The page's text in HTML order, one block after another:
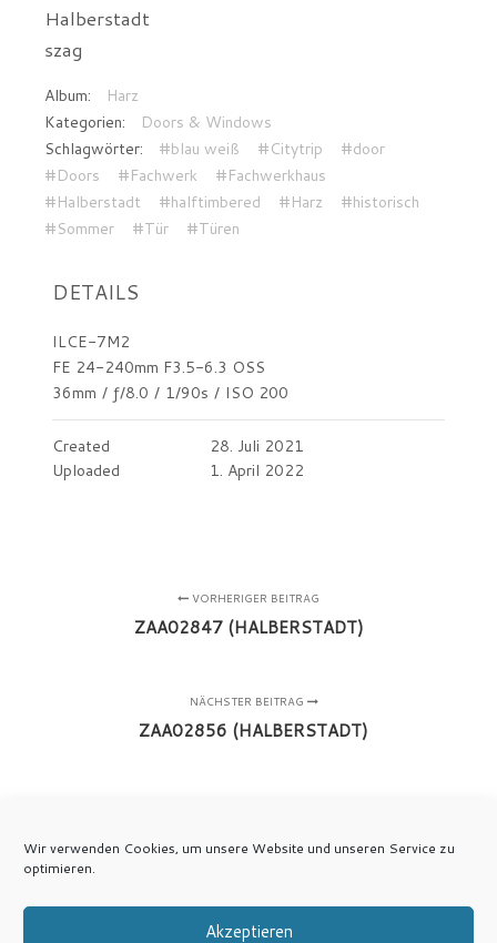
Wir verwenden Cookies, um unsere Website und unseren Service zu
optimieren.
Akzeptieren
Halberstadt
szag
Album:
Harz
Kategorien:
Doors & Windows
Schlagwörter:
#blau weiß #Citytrip
#door
#Doors
#Fachwerk
#Fachwerkhaus
#Halberstadt
#halftimbered #Harz
#historisch
#Sommer
#Tür #Türen
DETAILS
ILCE-7M2
FE 24-240mm F3.5-6.3 OSS
36mm / ƒ/8.0 / 1/90s / ISO 200
Created
28. Juli 2021
Uploaded
1. April 2022
VORHERIGER BEITRAG
ZAA02847 (HALBERSTADT)
NÄCHSTER BEITRAG
ZAA02856 (HALBERSTADT)